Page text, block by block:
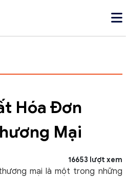
Hóa Đơn
Mại
16653 lượt xem
mại là một trong những